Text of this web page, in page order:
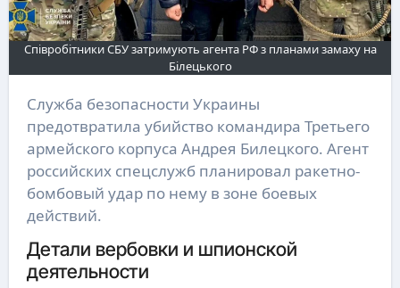
Співробітники СБУ затримують агента РФ з планами замаху на
Білецького
Служба безопасности Украины
предотвратила убийство командира Третьего
армейского корпуса Андрея Билецкого. Агент
российских спецслужб планировал ракетно-
бомбовый удар по нему в зоне боевых
действий.
Детали вербовки и шпионской
деятельности